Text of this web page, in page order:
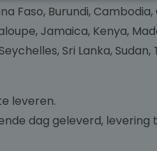
Faso, Burundi,
Jamaica, Kenya,
Sri Lanka,
leveren.
dag geleverd, levering